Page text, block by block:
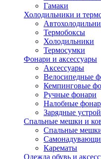
Гамаки
Холодильники и
Термобоксы
Холодильники
Термосумки
Фонари и аксессуары
Аксессуары
Велосипедные
Кемпинговые
Ручные фонари
Налобные
Зарядные
Спальные мешки и
Спальные
Карематы
Одежда обувь и